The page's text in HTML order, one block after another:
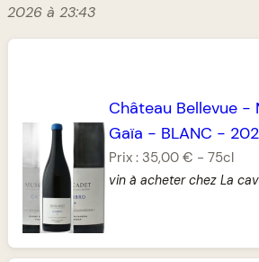
2026 à 23:43
Château Bellevue-
Gaïa - BLANC -
Prix : 35,00 € - 75cl
vin à acheter chez La